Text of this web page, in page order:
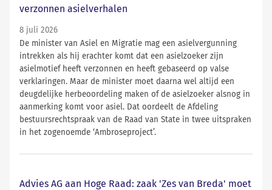
verzonnen asielverhalen
8 juli 2026
De minister van Asiel en Migratie mag een asielvergunning
intrekken als hij erachter komt dat een asielzoeker zijn
asielmotief heeft verzonnen en heeft gebaseerd op valse
verklaringen. Maar de minister moet daarna wel altijd een
deugdelijke herbeoordeling maken of de asielzoeker alsnog in
aanmerking komt voor asiel. Dat oordeelt de Afdeling
bestuursrechtspraak van de Raad van State in twee uitspraken
in het zogenoemde ‘Ambroseproject’.
Advies AG aan Hoge Raad: zaak 'Zes van Breda' moet